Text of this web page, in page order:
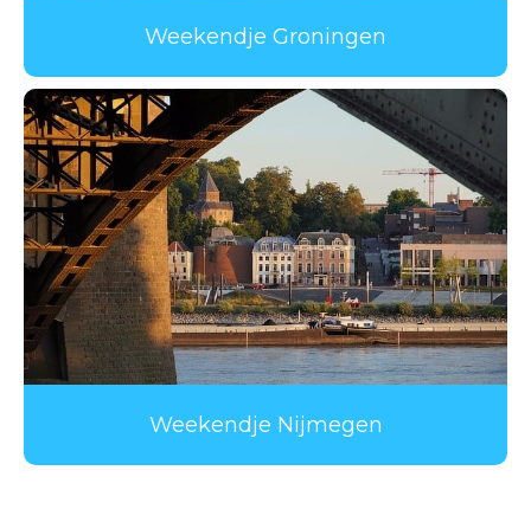
Weekendje Groningen
Weekendje Nijmegen